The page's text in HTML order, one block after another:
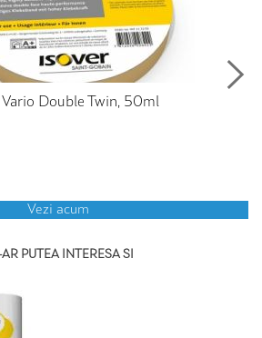
Vario Double Twin, 50ml
Vezi acum
AR PUTEA INTERESA SI